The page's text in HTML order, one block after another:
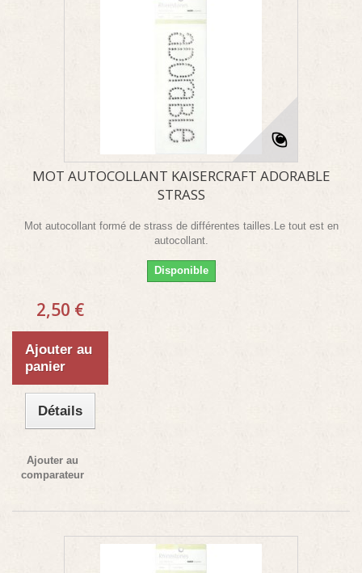
MOT AUTOCOLLANT KAISERCRAFT ADORABLE
STRASS
Mot autocollant formé de strass de différentes tailles.Le tout est en
autocollant.
Disponible
2,50 €
Ajouter au
panier
Détails
Ajouter au
comparateur